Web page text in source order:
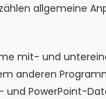
allgemeine
mit- und
anderen
und PowerPoint-